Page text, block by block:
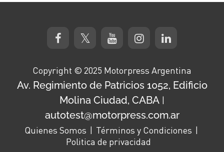
Copyright © 2025 Motorpress Argentina
Av. Regimiento de Patricios 1052, Edificio
Molina Ciudad, CABA |
autotest@motorpress.com.ar
Quienes Somos
Términos y Condiciones
Politica de privacidad